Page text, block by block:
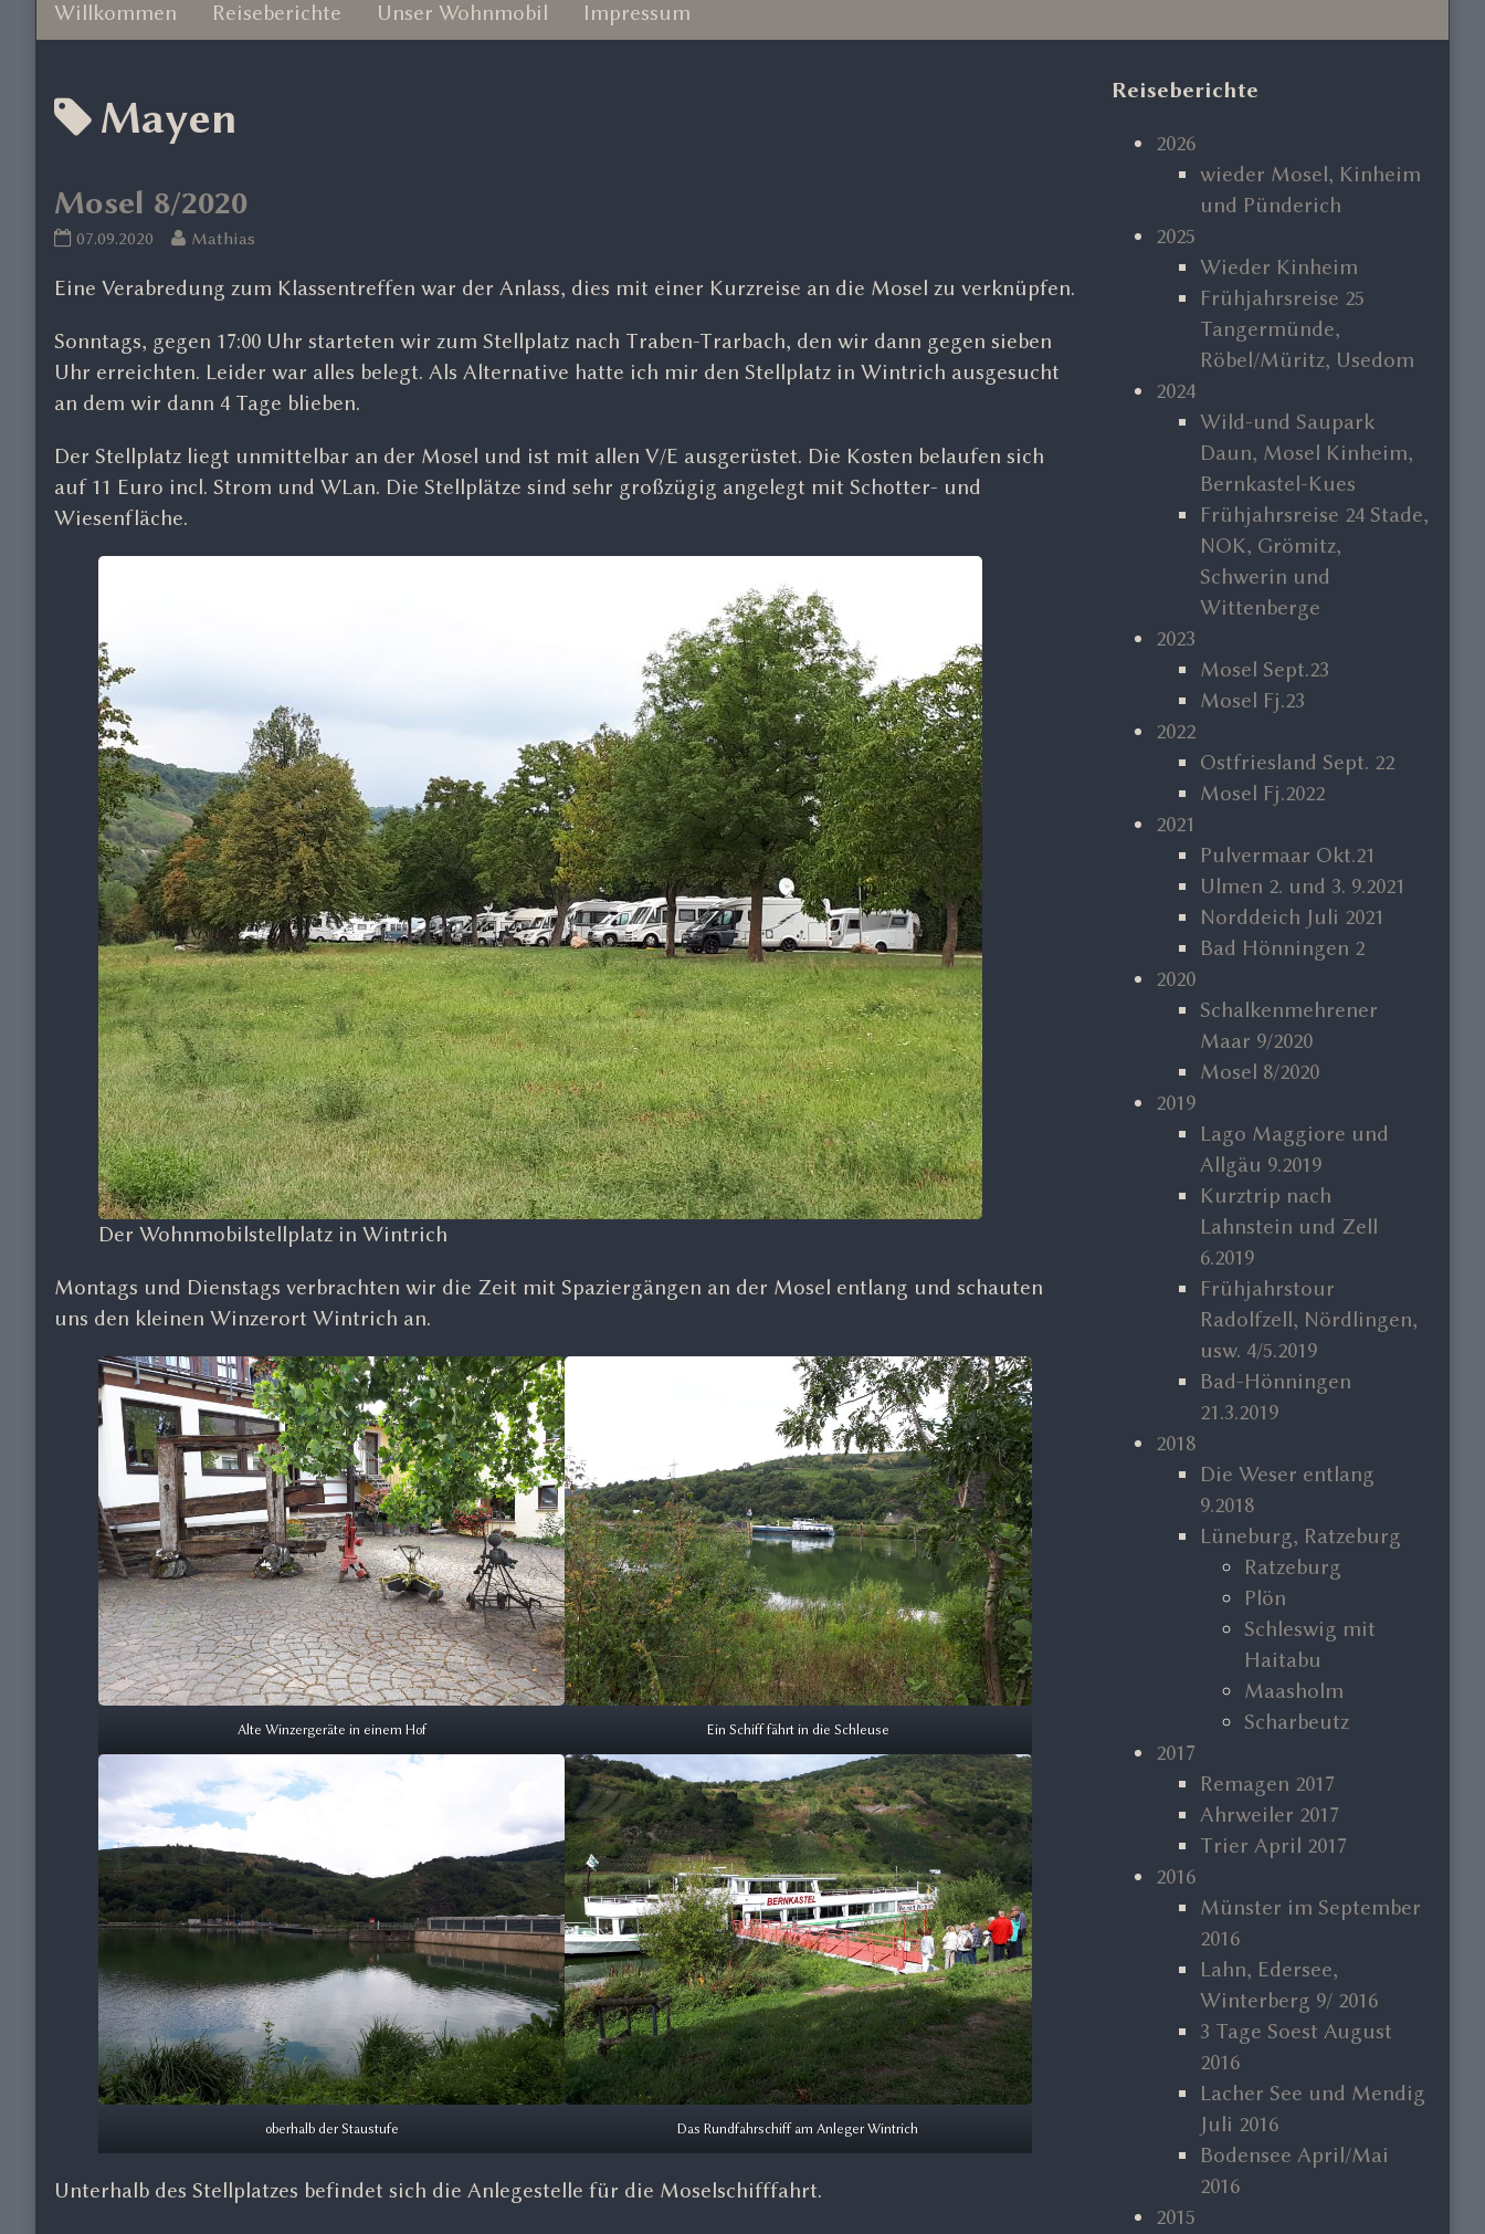
Willkommen Reiseberichte Unser Wohnmobil Impressum
Posts
tagged
Mayen
Mosel 8/2020
Mosel
published
07.09.2020
Read
posts
the
author
Mosel
Mathias
Eine Verabredung zum Klassentreffen war der Anlass, dies mit einer Kurzreise an die Mosel zu verknüpfen.
Sonntags, gegen 17:00 Uhr starteten wir zum Stellplatz nach Traben-Trarbach, den wir dann gegen sieben
Uhr erreichten. Leider war alles belegt. Als Alternative hatte ich mir den Stellplatz in Wintrich ausgesucht
an dem wir dann 4 Tage blieben.
Der Stellplatz liegt unmittelbar an der Mosel und ist mit allen V/E ausgerüstet. Die Kosten belaufen sich
auf 11 Euro incl. Strom und WLan. Die Stellplätze sind sehr großzügig angelegt mit Schotter- und
Wiesenfläche.
Der Wohnmobilstellplatz in Wintrich
Montags und Dienstags verbrachten wir die Zeit mit Spaziergängen an der Mosel entlang und schauten
uns den kleinen Winzerort Wintrich an.
Alte Winzergeräte in einem Hof Ein Schiff fährt in die Schleuse
oberhalb der Staustufe Das Rundfahrschiff am Anleger Wintrich
Unterhalb des Stellplatzes befindet sich die Anlegestelle für die Moselschifffahrt.
Primary
Sidebar
Reiseberichte
2026
wieder Mosel, Kinheim
und Pünderich
2025
Wieder Kinheim
Frühjahrsreise 25
Tangermünde,
Röbel/Müritz, Usedom
2024
Wild-und Saupark
Daun, Mosel Kinheim,
Bernkastel-Kues
Frühjahrsreise 24 Stade,
NOK, Grömitz,
Schwerin und
Wittenberge
2023
Mosel Sept.23
Mosel Fj.23
2022
Ostfriesland Sept. 22
Mosel Fj.2022
2021
Pulvermaar Okt.21
Ulmen 2. und 3. 9.2021
Norddeich Juli 2021
Bad Hönningen 2
2020
Schalkenmehrener
Maar 9/2020
Mosel 8/2020
2019
Lago Maggiore und
Allgäu 9.2019
Kurztrip nach
Lahnstein und Zell
6.2019
Frühjahrstour
Radolfzell, Nördlingen,
usw. 4/5.2019
Bad-Hönningen
21.3.2019
2018
Die Weser entlang
9.2018
Lüneburg, Ratzeburg
Ratzeburg
Plön
Schleswig mit
Haitabu
Maasholm
Scharbeutz
2017
Remagen 2017
Ahrweiler 2017
Trier April 2017
2016
Münster im September
2016
Lahn, Edersee,
Winterberg 9/ 2016
3 Tage Soest August
2016
Lacher See und Mendig
Juli 2016
Bodensee April/Mai
2016
2015